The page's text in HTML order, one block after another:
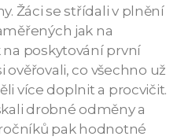
Žáci se střídali v plnění
jak na
poskytování první
co všechno už
více doplnit a procvičit.
drobné odměny a
pak hodnotné